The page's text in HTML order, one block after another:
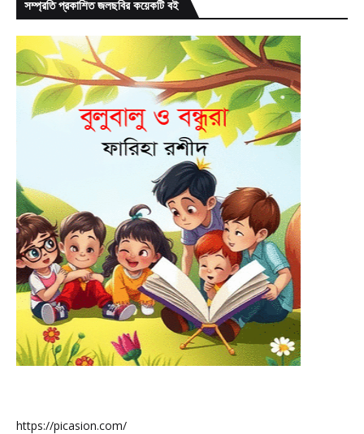
সম্প্রতি প্রকাশিত জলছবির কয়েকটি বই
https://picasion.com/